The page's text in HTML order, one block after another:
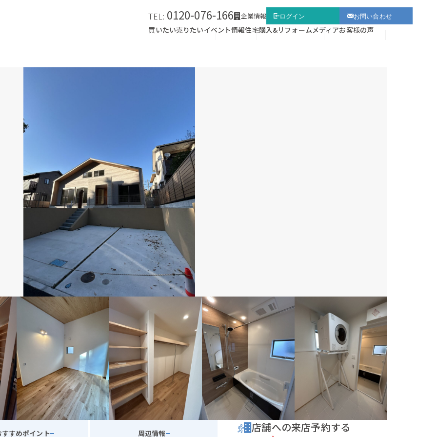
TEL: 0120-076-166 企業情報 ログイン お問い合わせ
買いたい売りたいイベント情報住宅購入&リフォームメディアお客様の声
すすめポイント 周辺情報 店舗への来店予約する